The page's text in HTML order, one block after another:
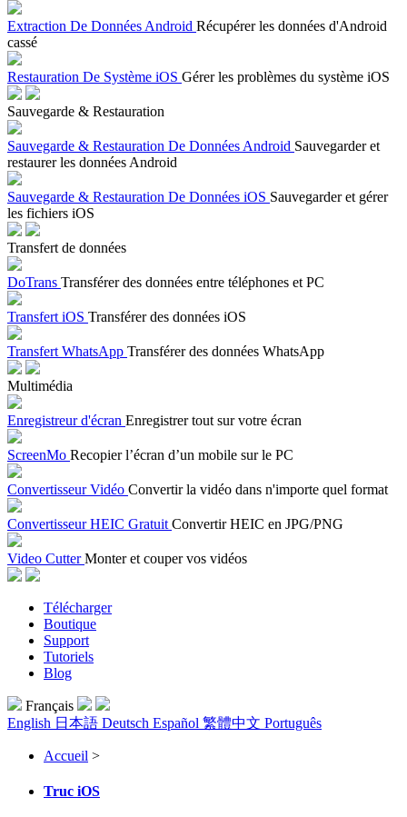
Extraction De Données Android Récupérer les données d'Android
cassé
Restauration De Système iOS Gérer les problèmes du système iOS
Sauvegarde & Restauration
Sauvegarde & Restauration De Données Android Sauvegarder et
restaurer les données Android
Sauvegarde & Restauration De Données iOS Sauvegarder et gérer
les fichiers iOS
Transfert de données
DoTrans Transférer des données entre téléphones et PC
Transfert iOS Transférer des données iOS
Transfert WhatsApp Transférer des données WhatsApp
Multimédia
Enregistreur d'écran Enregistrer tout sur votre écran
ScreenMo Recopier l’écran d’un mobile sur le PC
Convertisseur Vidéo Convertir la vidéo dans n'importe quel format
Convertisseur HEIC Gratuit Convertir HEIC en JPG/PNG
Video Cutter Monter et couper vos vidéos
Télécharger
Boutique
Support
Tutoriels
Blog
Français
English 日本語 Deutsch Español 繁體中文 Português
Accueil >
Truc iOS